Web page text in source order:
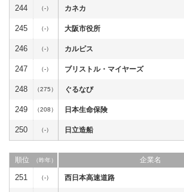
244 （-） カネカ
245 （-） 大阪市役所
246 （-） カルピス
247 （-） ブリストル・マイヤーズ
248 （275） ぐるなび
249 （208） 日本生命保険
250 （-） 日立造船
順位 （昨年） 企業名
251 （-） 西日本高速道路